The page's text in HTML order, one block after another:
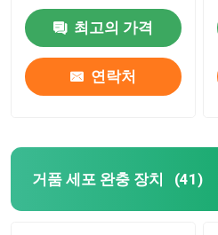
최고의 가격
연락처
거품 세포 완충 장치 (41)